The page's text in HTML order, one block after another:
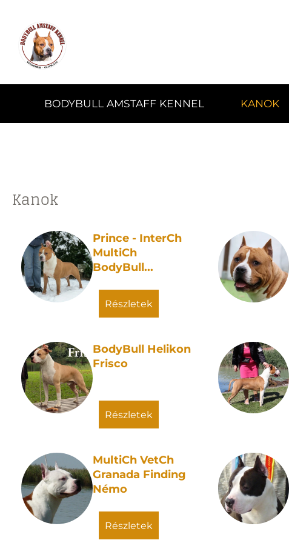
BODYBULL AMSTAFF KENNEL KANOK
Kanok
Prince - InterCh
MultiCh
BodyBull...
részletek
BodyBull Helikon
Frisco
részletek
MultiCh VetCh
Granada Finding
Némo
részletek